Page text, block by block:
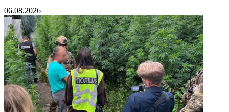
06.08.2026